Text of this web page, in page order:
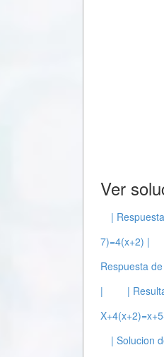
Ver
|
7)=4(x+2) |
Respuesta
|
|
| Solucion